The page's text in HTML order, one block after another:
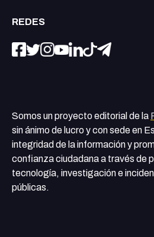
REDES
Somos un proyecto editorial de la
sin ánimo de lucro y con sede en
integridad de la información y
confianza ciudadana a través de
tecnología, investigación e
públicas.